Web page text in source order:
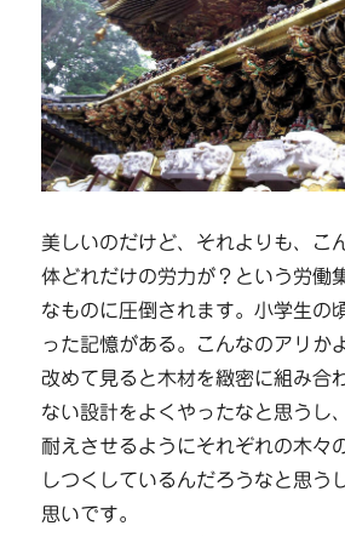
美しいのだけど、それよりも、こ
体どれだけの労力が？という労働
なものに圧倒されます。小学生の
った記憶がある。こんなのアリか
改めて見ると木材を緻密に組み合
ない設計をよくやったなと思うし
耐えさせるようにそれぞれの木々
しつくしているんだろうなと思う
思いです。